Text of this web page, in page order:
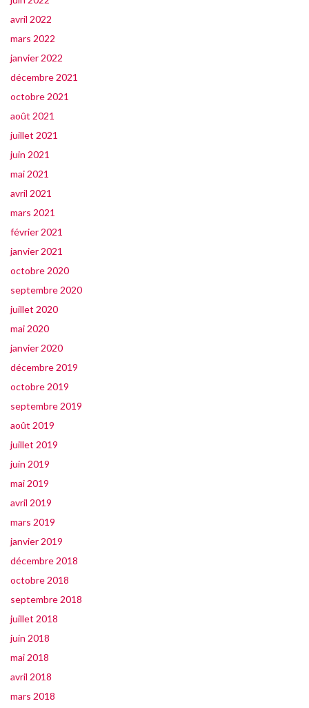
avril 2022
mars 2022
janvier 2022
décembre 2021
octobre 2021
août 2021
juillet 2021
juin 2021
mai 2021
avril 2021
mars 2021
février 2021
janvier 2021
octobre 2020
septembre 2020
juillet 2020
mai 2020
janvier 2020
décembre 2019
octobre 2019
septembre 2019
août 2019
juillet 2019
juin 2019
mai 2019
avril 2019
mars 2019
janvier 2019
décembre 2018
octobre 2018
septembre 2018
juillet 2018
juin 2018
mai 2018
avril 2018
mars 2018